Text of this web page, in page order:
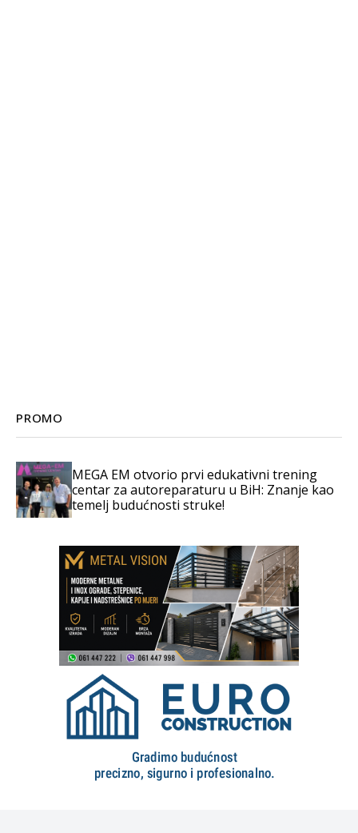
PROMO
MEGA EM otvorio prvi edukativni trening
centar za autoreparaturu u BiH: Znanje kao
temelj budućnosti struke!